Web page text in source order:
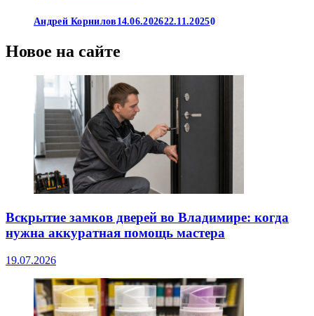
Андрей Корнилов 14.06.202622.11.20250
Новое на сайте
Вскрытие замков дверей во Владимире: когда
нужна аккуратная помощь мастера
19.07.2026